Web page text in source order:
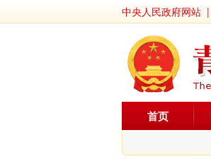
中央人民政府网站 |
首页